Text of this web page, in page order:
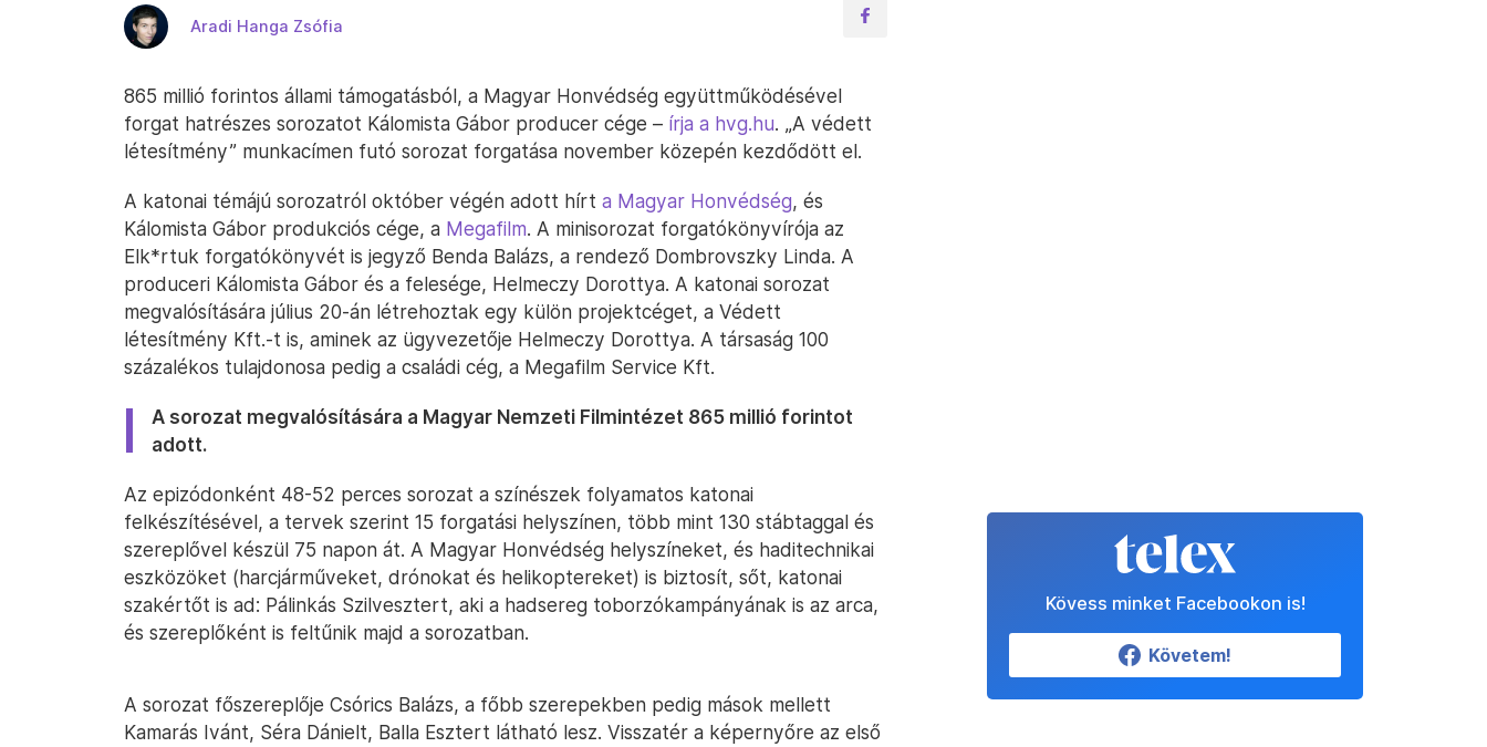
Aradi Hanga Zsófia
865 millió forintos állami támogatásból, a Magyar Honvédség együttműködésével
forgat hatrészes sorozatot Kálomista Gábor producer cége – írja a hvg.hu. „A védett
létesítmény” munkacímen futó sorozat forgatása november közepén kezdődött el.
A katonai témájú sorozatról október végén adott hírt a Magyar Honvédség, és
Kálomista Gábor produkciós cége, a Megafilm. A minisorozat forgatókönyvírója az
Elk*rtuk forgatókönyvét is jegyző Benda Balázs, a rendező Dombrovszky Linda. A
produceri Kálomista Gábor és a felesége, Helmeczy Dorottya. A katonai sorozat
megvalósítására július 20-án létrehoztak egy külön projektcéget, a Védett
létesítmény Kft.-t is, aminek az ügyvezetője Helmeczy Dorottya. A társaság 100
százalékos tulajdonosa pedig a családi cég, a Megafilm Service Kft.
A sorozat megvalósítására a Magyar Nemzeti Filmintézet 865 millió forintot
adott.
Az epizódonként 48-52 perces sorozat a színészek folyamatos katonai
felkészítésével, a tervek szerint 15 forgatási helyszínen, több mint 130 stábtaggal és
szereplővel készül 75 napon át. A Magyar Honvédség helyszíneket, és haditechnikai
eszközöket (harcjárműveket, drónokat és helikoptereket) is biztosít, sőt, katonai
szakértőt is ad: Pálinkás Szilvesztert, aki a hadsereg toborzókampányának is az arca,
és szereplőként is feltűnik majd a sorozatban.
A sorozat főszereplője Csórics Balázs, a főbb szerepekben pedig mások mellett
Kamarás Ivánt, Séra Dánielt, Balla Esztert látható lesz. Visszatér a képernyőre az első
Kövess minket Facebookon is!
Követem!